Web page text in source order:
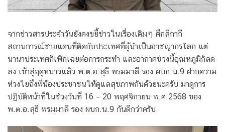
จากข่าวสารประจำวันยังคงขยี้ข่าวในเรื่องเดิมๆ ศึกสีกากี
สถานการณ์ชายแดนที่ติดกับประเทศที่ผู้นำเป็นอาชญากรโลก แต่
นานาประเทศก็เพิกเฉยต่อการกระทำ และอากาศช่วงนี้อุณหภูมิก็ลด
ลง เข้าสู่ฤดูหนาวแล้ว พ.ต.อ.สุธี พรมมาลี รอง ผบก.น.9 ฝากความ
ห่วงใยถึงพี่น้องประชาชนให้ดูแลสุขภาพกันด้วยนะครับ มาดูการ
ปฏิบัติหน้าที่ในช่วงวันที่ 16 – 20 พฤศจิกายน พ.ศ.2568 ของ
พ.ต.อ.สุธี พรมมาลี รอง ผบก.น.9 กันดีกว่าครับ